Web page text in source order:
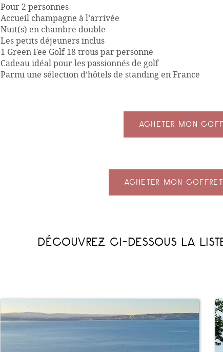
Pour 2 personnes
Accueil champagne à l’arrivée
Nuit(s) en chambre double
Les petits déjeuners inclus
1 Green Fee Golf 18 trous par personne
Cadeau idéal pour les passionnés de golf
Parmi une sélection d’hôtels de standing en France
ACHETER MON
ACHETER MON
DÉCOUVREZ CI-DESSOUS LA